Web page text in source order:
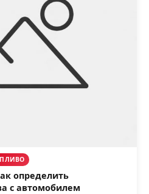
определить
с автомобилем